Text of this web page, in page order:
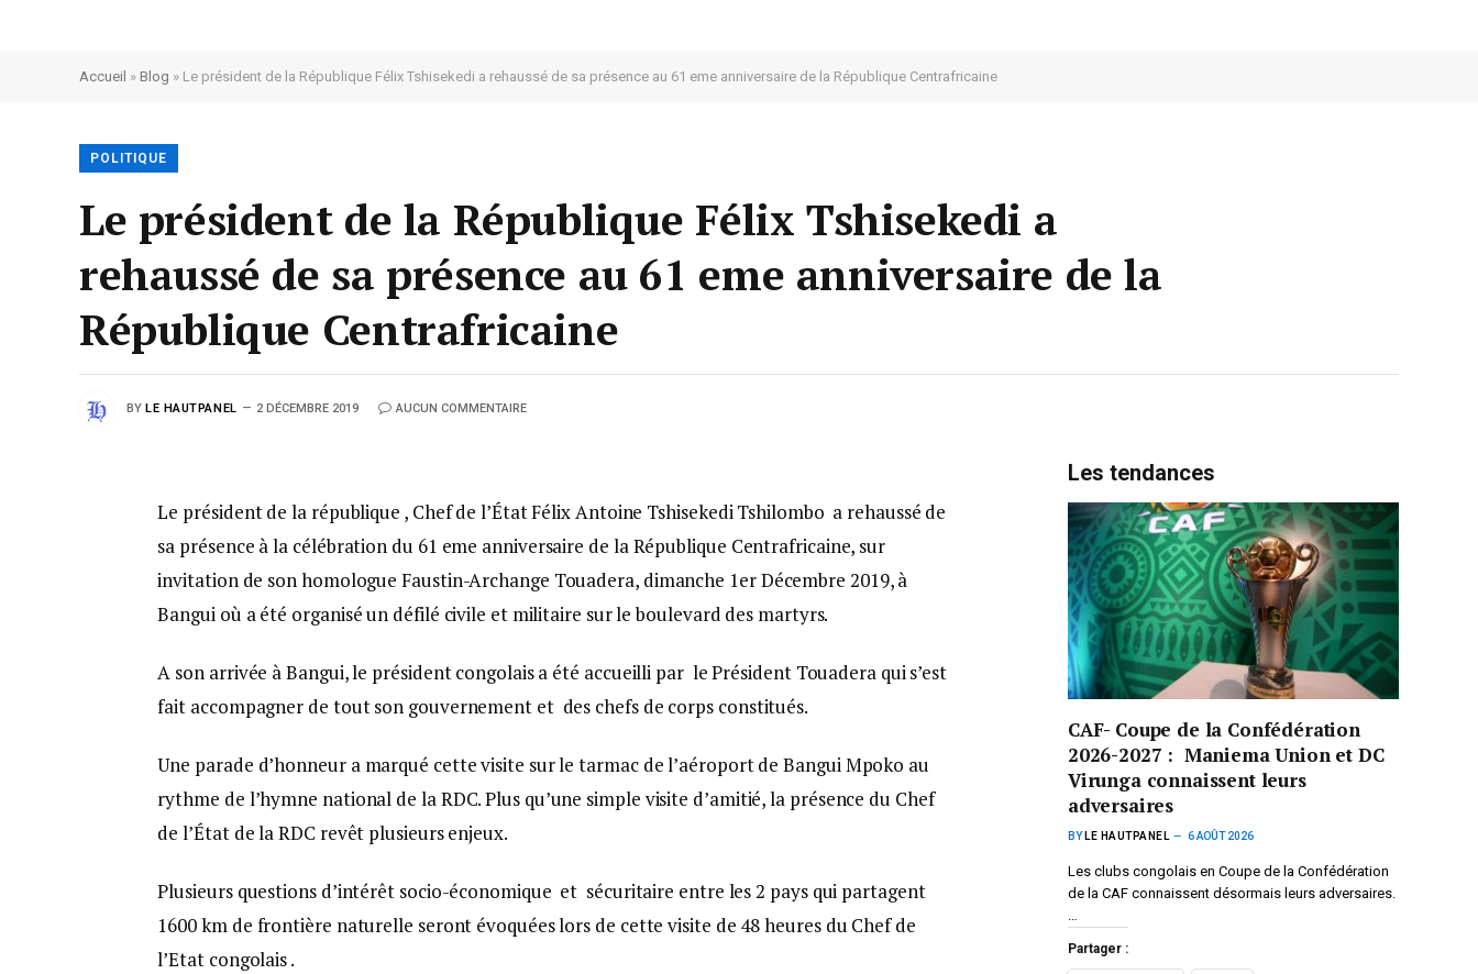
Accueil » Blog » Le président de la République Félix Tshisekedi a rehaussé de sa présence au 61 eme anniversaire de la République Centrafricaine
POLITIQUE
Le président de la République Félix Tshisekedi a
rehaussé de sa présence au 61 eme anniversaire de la
République Centrafricaine
BY LE HAUTPANEL 2 DÉCEMBRE 2019 AUCUN COMMENTAIRE
Le président de la république , Chef de l’État Félix Antoine Tshisekedi Tshilombo a rehaussé de
sa présence à la célébration du 61 eme anniversaire de la République Centrafricaine, sur
invitation de son homologue Faustin-Archange Touadera, dimanche 1er Décembre 2019, à
Bangui où a été organisé un défilé civile et militaire sur le boulevard des martyrs.
A son arrivée à Bangui, le président congolais a été accueilli par le Président Touadera qui s’est
fait accompagner de tout son gouvernement et des chefs de corps constitués.
Une parade d’honneur a marqué cette visite sur le tarmac de l’aéroport de Bangui Mpoko au
rythme de l’hymne national de la RDC. Plus qu’une simple visite d’amitié, la présence du Chef
de l’État de la RDC revêt plusieurs enjeux.
Plusieurs questions d’intérêt socio-économique et sécuritaire entre les 2 pays qui partagent
1600 km de frontière naturelle seront évoquées lors de cette visite de 48 heures du Chef de
l’Etat congolais .
Les tendances
CAF- Coupe de la Confédération
2026-2027 : Maniema Union et DC
Virunga connaissent leurs
adversaires
BY LE HAUTPANEL 6 AOÛT 2026
Les clubs congolais en Coupe de la Confédération
de la CAF connaissent désormais leurs adversaires.
…
Partager :